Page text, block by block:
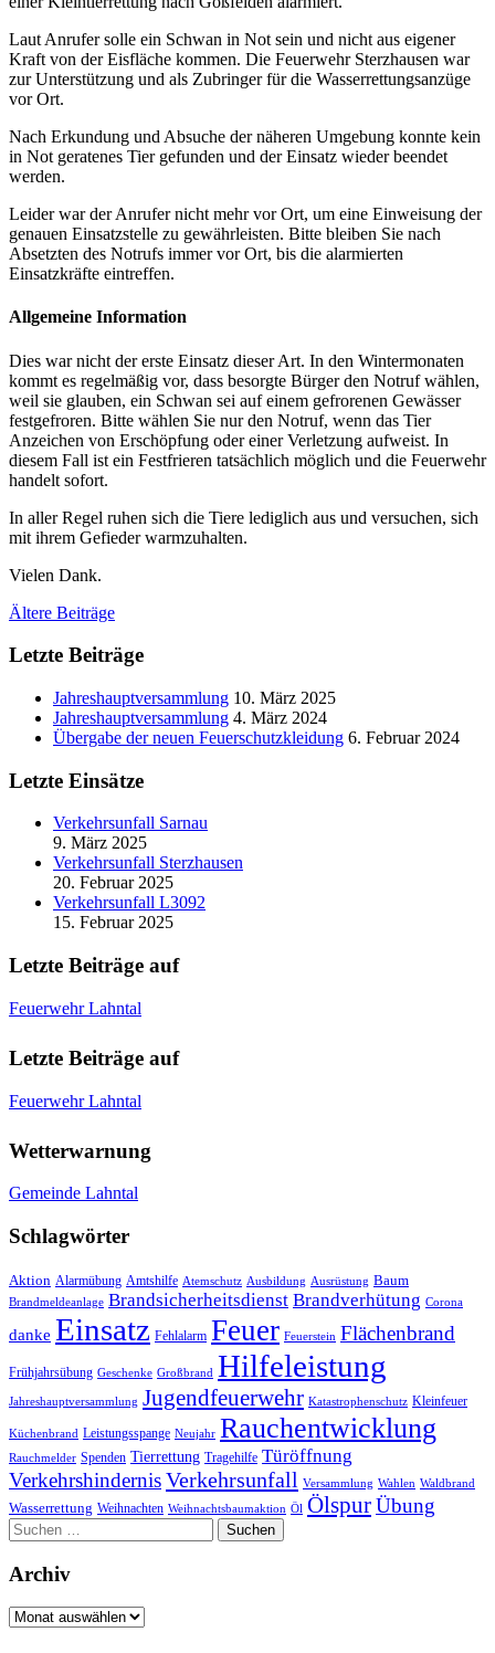
Laut Anrufer solle ein Schwan in Not sein und nicht aus eigener
Kraft von der Eisfläche kommen. Die Feuerwehr Sterzhausen war
zur Unterstützung und als Zubringer für die Wasserrettungsanzüge
vor Ort.
Nach Erkundung und Absuche der näheren Umgebung konnte kein
in Not geratenes Tier gefunden und der Einsatz wieder beendet
werden.
Leider war der Anrufer nicht mehr vor Ort, um eine Einweisung der
genauen Einsatzstelle zu gewährleisten. Bitte bleiben Sie nach
Absetzten des Notrufs immer vor Ort, bis die alarmierten
Einsatzkräfte eintreffen.
Allgemeine Information
Dies war nicht der erste Einsatz dieser Art. In den Wintermonaten
kommt es regelmäßig vor, dass besorgte Bürger den Notruf wählen,
weil sie glauben, ein Schwan sei auf einem gefrorenen Gewässer
festgefroren. Bitte wählen Sie nur den Notruf, wenn das Tier
Anzeichen von Erschöpfung oder einer Verletzung aufweist. In
diesem Fall ist ein Festfrieren tatsächlich möglich und die Feuerwehr
handelt sofort.
In aller Regel ruhen sich die Tiere lediglich aus und versuchen, sich
mit ihrem Gefieder warmzuhalten.
Vielen Dank.
Beitragsnavigation
Ältere Beiträge
Letzte Beiträge
Jahreshauptversammlung 10. März 2025
Jahreshauptversammlung 4. März 2024
Übergabe der neuen Feuerschutzkleidung 6. Februar 2024
Letzte Einsätze
Verkehrsunfall Sarnau
9. März 2025
Verkehrsunfall Sterzhausen
20. Februar 2025
Verkehrsunfall L3092
15. Februar 2025
Letzte Beiträge auf
Feuerwehr Lahntal
Letzte Beiträge auf
Feuerwehr Lahntal
Wetterwarnung
Gemeinde Lahntal
Schlagwörter
Aktion Alarmübung Amtshilfe Atemschutz Ausbildung Ausrüstung Baum
Brandmeldeanlage Brandsicherheitsdienst Brandverhütung Corona
danke Einsatz Fehlalarm Feuer Feuerstein Flächenbrand
Frühjahrsübung Geschenke Großbrand Hilfeleistung
Jahreshauptversammlung Jugendfeuerwehr Katastrophenschutz Kleinfeuer
Küchenbrand Leistungsspange Neujahr Rauchentwicklung
Rauchmelder Spenden Tierrettung Tragehilfe Türöffnung
Verkehrshindernis Verkehrsunfall Versammlung Wahlen Waldbrand
Wasserrettung Weihnachten Weihnachtsbaumaktion Öl Ölspur Übung
Suchen
nach:
Archiv
Archiv